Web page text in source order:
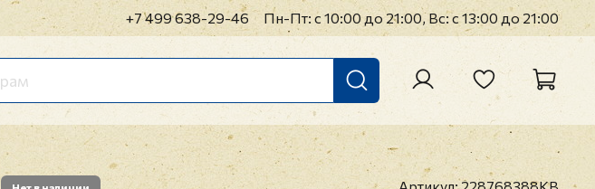
+7 499 638-29-46 Пн-Пт: с 10:00 до 21:00, Вс: с 13:00 до 21:00